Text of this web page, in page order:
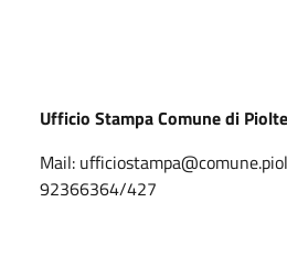
Ufficio Stampa Comune di
Mail:
92366364/427